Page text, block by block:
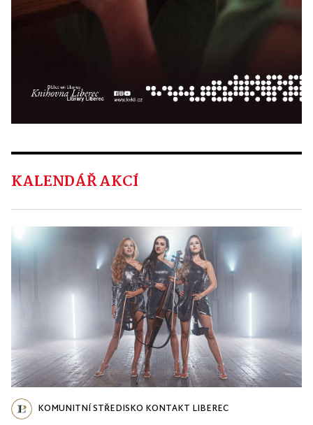
KALENDÁŘ AKCÍ
KOMUNITNÍ STŘEDISKO KONTAKT LIBEREC